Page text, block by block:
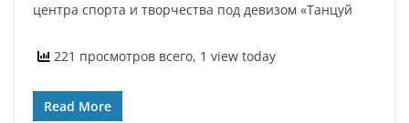
центра спорта и творчества под девизом «Танцуй
221 просмотров всего, 1 view today
Read More